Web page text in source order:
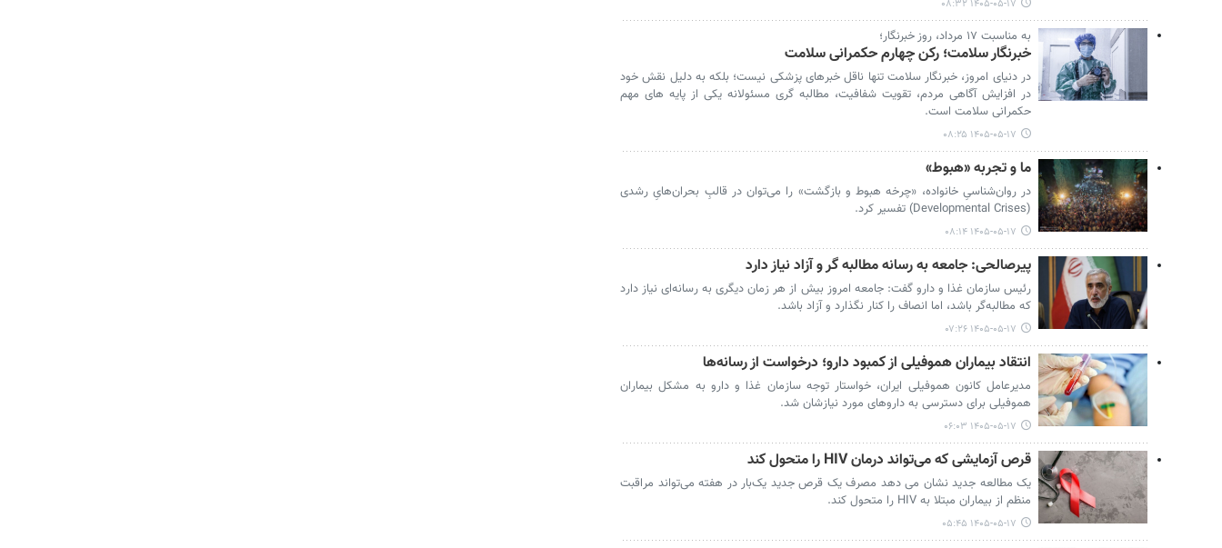
۱۴۰۵-۰۵-۱۷ ۰۸:۳۲
به مناسبت ۱۷ مرداد، روز خبرنگار؛
خبرنگار سلامت؛ رکن چهارم حکمرانی سلامت
در دنیای امروز، خبرنگار سلامت تنها ناقل خبرهای پزشکی نیست؛ بلکه به دلیل نقش خود
در افزایش آگاهی مردم، تقویت شفافیت، مطالبه‌ گری مسئولانه یکی از پایه‌ های مهم
حکمرانی سلامت است.
۱۴۰۵-۰۵-۱۷ ۰۸:۲۵
ما و تجربه «هبوط»
در روان‌شناسیِ خانواده، «چرخه هبوط و بازگشت» را می‌توان در قالبِ بحران‌هایِ رشدی
(Developmental Crises) تفسیر کرد.
۱۴۰۵-۰۵-۱۷ ۰۸:۱۴
پیرصالحی: جامعه به رسانه مطالبه گر و آزاد نیاز دارد
رئیس سازمان غذا و دارو گفت: جامعه امروز بیش از هر زمان دیگری به رسانه‌ای نیاز دارد
که مطالبه‌گر باشد، اما انصاف را کنار نگذارد و آزاد باشد.
۱۴۰۵-۰۵-۱۷ ۰۷:۲۶
انتقاد بیماران هموفیلی از کمبود دارو؛ درخواست از رسانه‌ها
مدیرعامل کانون هموفیلی ایران، خواستار توجه سازمان غذا و دارو به مشکل بیماران
هموفیلی برای دسترسی به داروهای مورد نیازشان شد.
۱۴۰۵-۰۵-۱۷ ۰۶:۰۳
قرص آزمایشی که می‌تواند درمان HIV را متحول کند
یک مطالعه جدید نشان می دهد مصرف یک قرص جدید یک‌بار در هفته می‌تواند مراقبت
منظم از بیماران مبتلا به HIV را متحول کند.
۱۴۰۵-۰۵-۱۷ ۰۵:۴۵